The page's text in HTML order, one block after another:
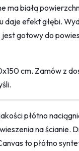
ma białą
efekt głębi.
gotowy do
cm. Zamów z
płótno
na ścianie.
to płótno